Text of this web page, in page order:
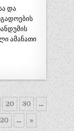
და
ამანათი
20 30 ...
... »